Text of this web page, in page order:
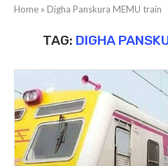
Home » Digha Panskura MEMU train
TAG: DIGHA